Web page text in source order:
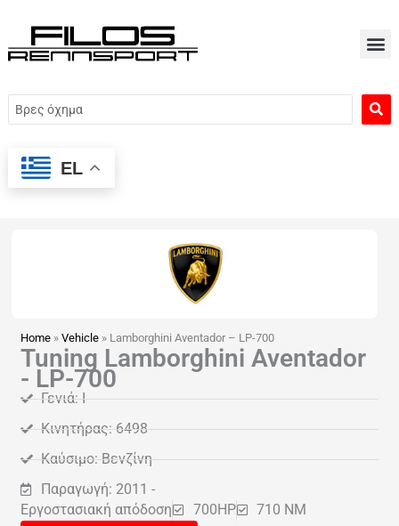
περιεχόμενο
Search
...
EL
Home »Vehicle » Lamborghini Aventador – LP-700
Tuning Lamborghini Aventador
- LP-700
Γενιά: I
Κινητήρας: 6498
Καύσιμο: Βενζίνη
Παραγωγή: 2011 -
Εργοστασιακή απόδοση
700HP 710 NM